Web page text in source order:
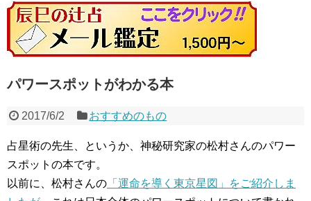
パワースポットがわかる本
2017/6/2 おすすめのもの
占星術の先生、というか、神秘研究家の松村さんのパワー
スポットの本です。
以前に、松村さんの 「運命を導く東京星図」をご紹介しま